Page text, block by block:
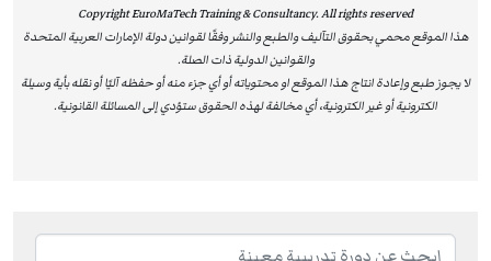
بل تُشكل قيمة عملية حقيقية تساعد الأفراد على تحسين
أدائهم، وتعزز من قدرة المؤسسات على تحقيق الريادة والتميز
المستدام.
تعزيز المسار المهني: البرامج تمنحك القدرة على قيادة
Copyright EuroMaTech Training & Consultancy. All rights reserved
هذا الموقع محمي بحقوق التآليف والطبع والنشر وفقًا لقوانين دولة الإمارات العربية المتحدة
والقوانين الدولية ذات الصلة.
لا يجوز طبع وإعادة انتاج هذا الموقع او محتوياته أو أي جزء منه أو حفظه آليًا أو نقله بأية وسيلة
الكترونية أو غير الكترونية، أي مخالفة لهذه الحقوق ستؤدي إلى المسائلة القانونية.